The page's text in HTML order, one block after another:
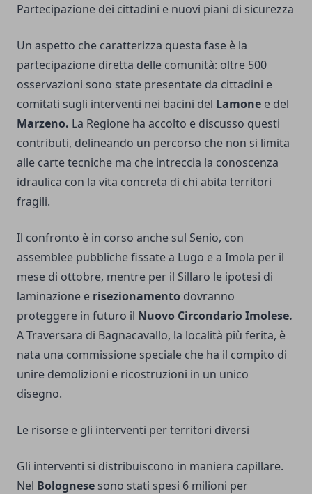
Partecipazione dei cittadini e nuovi piani di sicurezza
Un aspetto che caratterizza questa fase è la
partecipazione diretta delle comunità: oltre 500
osservazioni sono state presentate da cittadini e
comitati sugli interventi nei bacini del Lamone e del
Marzeno. La Regione ha accolto e discusso questi
contributi, delineando un percorso che non si limita
alle carte tecniche ma che intreccia la conoscenza
idraulica con la vita concreta di chi abita territori
fragili.
Il confronto è in corso anche sul Senio, con
assemblee pubbliche fissate a Lugo e a Imola per il
mese di ottobre, mentre per il Sillaro le ipotesi di
laminazione e risezionamento dovranno
proteggere in futuro il Nuovo Circondario Imolese.
A Traversara di Bagnacavallo, la località più ferita, è
nata una commissione speciale che ha il compito di
unire demolizioni e ricostruzioni in un unico
disegno.
Le risorse e gli interventi per territori diversi
Gli interventi si distribuiscono in maniera capillare.
Nel Bolognese sono stati spesi 6 milioni per